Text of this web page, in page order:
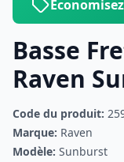
Basse
Raven
Code du produit:
Marque: Raven
Modèle: Sunburst